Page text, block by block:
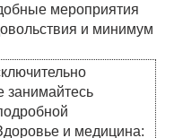
мероприятия
и минимум
занимайтесь
и медицина: